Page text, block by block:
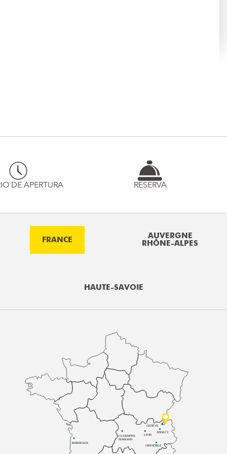
DE APERTURA RESERVA
FRANCE
AUVERGNE
RHÔNE-ALPES
HAUTE-SAVOIE
BORDEAUX
CLERMONT-
FERRAND
LYON
ANNECY
GRENOBLE
GENÈVE